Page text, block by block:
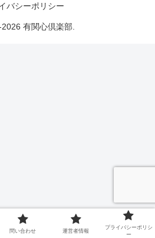
バシーポリシー
有関心倶楽部.
問い合わせ 運営者情報
プライバシーポリシ
ー